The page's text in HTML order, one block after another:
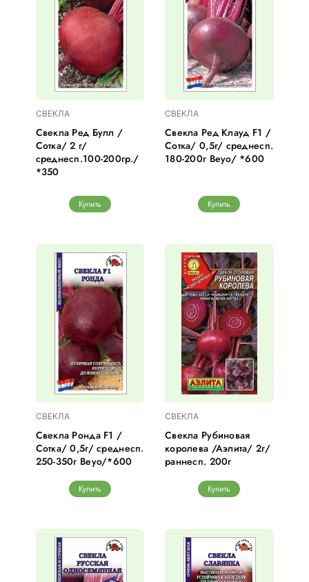
СВЕКЛА
Свекла Ред Булл /
Сотка/ 2 г/
среднесп.100-200гр./
*350
Купить
СВЕКЛА
Свекла Ред Клауд F1 /
Сотка/ 0,5г/ среднесп.
180-200г Beyo/ *600
Купить
СВЕКЛА
Свекла Ронда F1 /
Сотка/ 0,5г/ среднесп.
250-350г Beyo/*600
Купить
СВЕКЛА
Свекла Рубиновая
королева /Аэлита/ 2г/
раннесп. 200г
Купить